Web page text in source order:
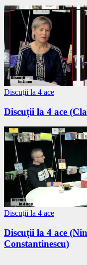
Discuţii la 4 ace
Discuții la 4 ace
Discuţii la 4 ace
Discuții la 4 ace
Constantinescu)